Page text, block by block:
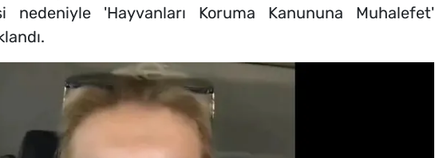
nedeniyle 'Hayvanları Koruma Kanununa Muhalefet'